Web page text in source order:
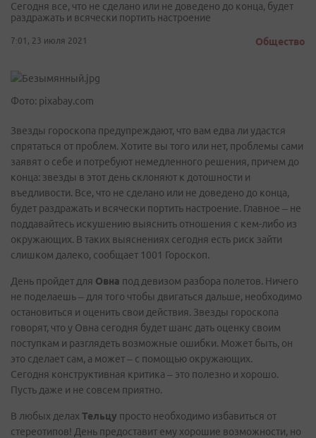
Сегодня все, что не сделано или не доведено до конца, будет
раздражать и всячески портить настроение
7:01, 23 июля 2021 Общество
Фото: pixabay.com
Звезды гороскопа предупреждают, что вам едва ли удастся
спрятаться от проблем. Хотите вы того или нет, проблемы сами
заявят о себе и потребуют немедленного решения, причем до
конца: звезды в этот день склоняют к дотошности и
въедливости. Все, что не сделано или не доведено до конца,
будет раздражать и всячески портить настроение. Главное – не
поддавайтесь искушению выяснить отношения с кем-либо из
окружающих. В таких выяснениях сегодня есть риск зайти
слишком далеко, сообщает 1001 Гороскоп.
День пройдет для Овна под девизом разбора полетов. Ничего
не поделаешь – для того чтобы двигаться дальше, необходимо
остановиться и оценить свои действия. Звезды гороскопа
говорят, что у Овна сегодня будет шанс дать оценку своим
поступкам и разглядеть возможные ошибки. Может быть, он
это сделает сам, а может – с помощью окружающих.
Сегодня конструктивная критика – это полезно и хорошо.
Пусть даже и не совсем приятно.
В любых делах Тельцу просто необходимо избавиться от
стереотипов! День предоставит ему хорошие возможности, но